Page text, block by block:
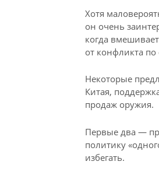
Хотя
он очень
когда
от конфликта
Некоторые
Китая,
продаж оружия.
Первые два —
политику
избегать.